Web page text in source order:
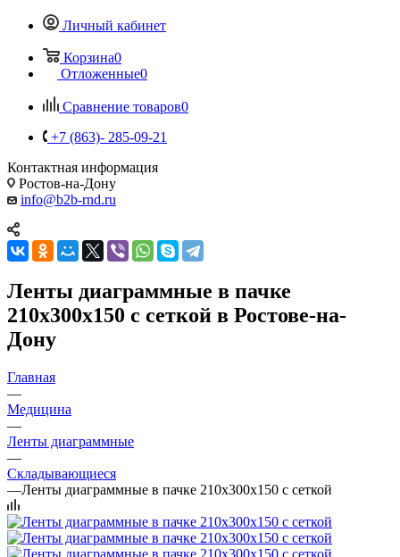
Личный кабинет
Корзина0
Отложенные0
Сравнение товаров0
+7 (863)- 285-09-21
Контактная информация
Ростов-на-Дону
info@b2b-rnd.ru
Ленты диаграммные в пачке
210х300х150 с сеткой в Ростове-на-
Дону
Главная
—
Медицина
—
Ленты диаграммные
—
Складывающиеся
—Ленты диаграммные в пачке 210х300х150 с сеткой